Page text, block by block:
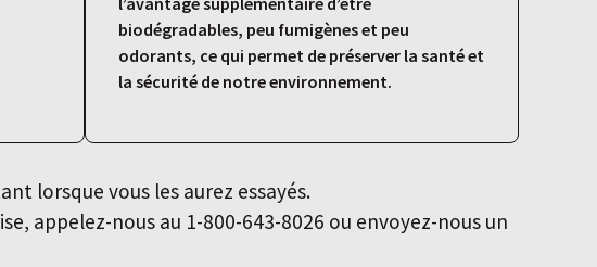
biodégradables, peu fumigènes et peu
odorants, ce qui permet de préserver la santé et
la sécurité de notre environnement.
lorsque vous les aurez essayés.
appelez-nous au 1-800-643-8026 ou envoyez-nous un